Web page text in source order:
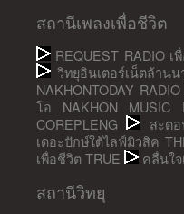
สถานีเพลงเพื่อชีวิต
REQUEST RADIO เ
วิทยุอินเตอร์เน็ตล้าน
NAKHONTODAY RADIO
โอ NAKHON MUSIC
COREPLENG
สะต
เดอะปักษ์ใต้ไลฟ์มิวสิค
เพื่อชีวิต TRUE
คลื่นใ
สถานีวิทยุ